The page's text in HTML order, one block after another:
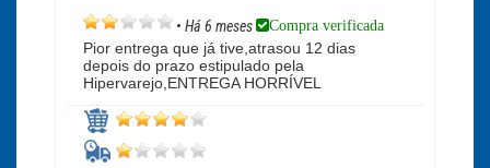
• Há 6 meses Compra verificada
Pior entrega que já tive,atrasou 12 dias
depois do prazo estipulado pela
Hipervarejo,ENTREGA HORRÍVEL